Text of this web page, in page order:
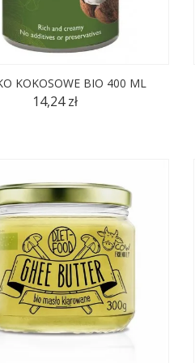
KOKOSOWE BIO 400 ML
14,24 zł